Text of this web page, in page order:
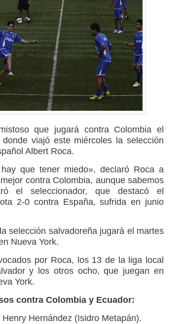
que jugará contra Colombia el
viajó este miércoles la selección
Albert Roca.
que tener miedo», declaró Roca a
contra Colombia, aunque sabemos
el seleccionador, que destacó el
2-0 contra España, sufrida en junio
selección salvadoreña jugará el martes
Nueva York.
por Roca, los 13 de la liga local
y los otros ocho, que juegan en
York.
contra Colombia y Ecuador:
Hernández (Isidro Metapán).